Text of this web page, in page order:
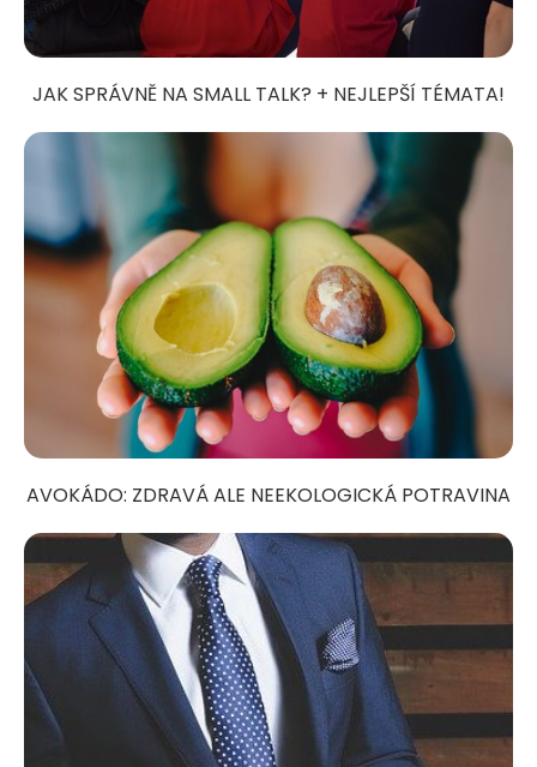
JAK SPRÁVNĚ NA SMALL TALK? + NEJLEPŠÍ TÉMATA!
AVOKÁDO: ZDRAVÁ ALE NEEKOLOGICKÁ POTRAVINA